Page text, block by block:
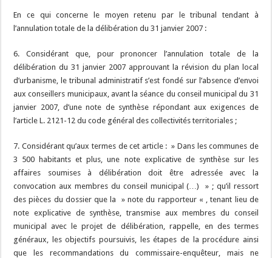
En ce qui concerne le moyen retenu par le tribunal tendant à
l’annulation totale de la délibération du 31 janvier 2007 :
6. Considérant que, pour prononcer l’annulation totale de la
délibération du 31 janvier 2007 approuvant la révision du plan local
d’urbanisme, le tribunal administratif s’est fondé sur l’absence d’envoi
aux conseillers municipaux, avant la séance du conseil municipal du 31
janvier 2007, d’une note de synthèse répondant aux exigences de
l’article L. 2121-12 du code général des collectivités territoriales ;
7. Considérant qu’aux termes de cet article : » Dans les communes de
3 500 habitants et plus, une note explicative de synthèse sur les
affaires soumises à délibération doit être adressée avec la
convocation aux membres du conseil municipal (…) » ; qu’il ressort
des pièces du dossier que la » note du rapporteur « , tenant lieu de
note explicative de synthèse, transmise aux membres du conseil
municipal avec le projet de délibération, rappelle, en des termes
généraux, les objectifs poursuivis, les étapes de la procédure ainsi
que les recommandations du commissaire-enquêteur, mais ne